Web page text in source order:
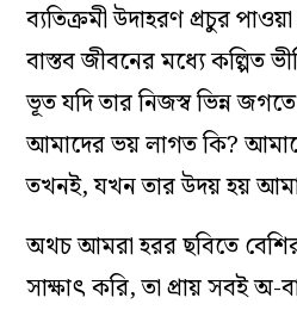
ব্যতিক্রমী উদাহরণ প্রচুর
বাস্তব জীবনের মধ্যে কল্পিত
ভূত যদি তার নিজস্ব ভিন্ন
আমাদের ভয় লাগত কি?
তখনই, যখন তার উদয় হয়
অথচ আমরা হরর ছবিতে
সাক্ষাৎ করি, তা প্রায় সবই অ-